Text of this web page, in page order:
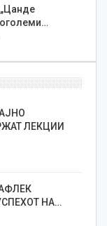
ЛЕКЦИИ
НА…